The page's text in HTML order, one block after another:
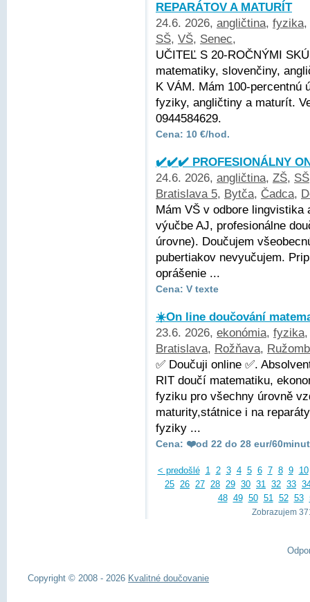
REPARÁTOV A MATURÍT
24.6. 2026, angličtina, fyzika,
SŠ, VŠ, Senec,
UČITEĽ S 20-ROČNÝMI
matematiky, slovenčiny,
K VÁM. Mám 100-percentnú
fyziky, angličtiny a maturít.
0944584629.
Cena: 10 €/hod.
✔️✔️✔️ PROFESIONÁLNY
24.6. 2026, angličtina, ZŠ, SŠ
Bratislava 5, Bytča, Čadca,
Mám VŠ v odbore
výučbe AJ, profesionálne
úrovne). Doučujem
pubertiakov nevyučujem.
oprášenie ...
Cena: V texte
☀️On line doučování
23.6. 2026, ekonómia, fyzika
Bratislava, Rožňava,
✅ Doučuji online ✅.
RIT doučí matematiku,
fyziku pro všechny úrovně
maturity,státnice i na
fyziky ...
Cena: ❤️od 22 do 28 eur/
< predošlé 1 2 3 4 5 6 7 8 9
10
25 26 27 28 29 30 31 32 33
48 49 50 51 52 53
Zobrazujem
Copyright © 2008 - 2026 Kvalitné doučovanie